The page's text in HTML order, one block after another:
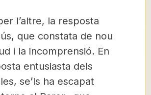
l’altre, la resposta
que constata de nou
i la incomprensió. En
entusiasta dels
se’ls ha escapat